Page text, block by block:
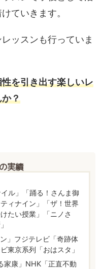
ていきます。
ッスンも行っていま
を引き出す楽しいレ
？
実績
ル」「踊る！さんま御
ィナイン」「ザ！世界
たい授業」「ニノさ
」フジテレビ「奇跡体
東京系列「おはスタ」
家康」NHK「正直不動